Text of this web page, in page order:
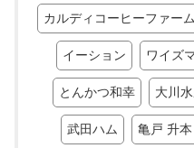
カルディコーヒーファーム
イーション ワイズ
とんかつ和幸 大川
武田ハム 亀戸 升本